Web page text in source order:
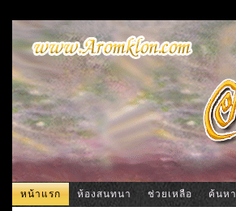
หน้าแรก ห้องสนทนา ช่วยเหลือ ค้นหา